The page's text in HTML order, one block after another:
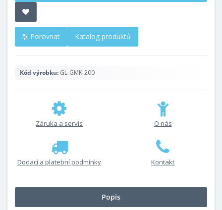
Porovnat Katalog produktů
Kód výrobku: GL-GMK-200
Záruka a servis O nás
Dodací a platební podmínky Kontakt
Popis